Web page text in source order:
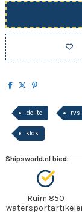
delite rvs
klok
Shipsworld.nl bied:
Ruim 850